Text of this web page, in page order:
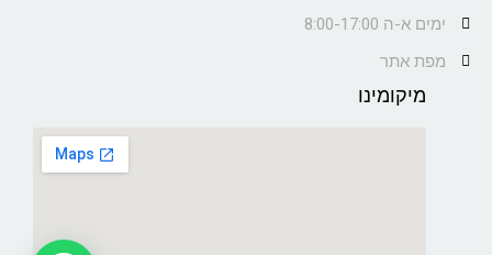
ימים א-ה 8:00-17:00
מפת אתר
מיקומינו